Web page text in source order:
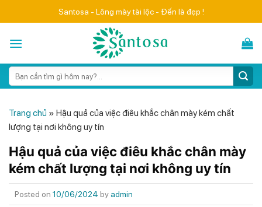
to
Santosa - Lông mày tài lộc - Đến là đẹp !
Search
for:
Trang chủ » Hậu quả của việc điêu khắc chân mày kém chất
lượng tại nơi không uy tín
Hậu quả của việc điêu khắc chân mày
kém chất lượng tại nơi không uy tín
Posted on 10/06/2024 by admin